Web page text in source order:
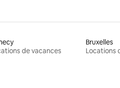
de vacances
Bruxelles
Locations